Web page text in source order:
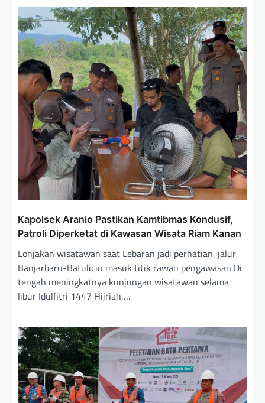
Kapolsek Aranio Pastikan Kamtibmas Kondusif,
Patroli Diperketat di Kawasan Wisata Riam Kanan
Lonjakan wisatawan saat Lebaran jadi perhatian, jalur
Banjarbaru-Batulicin masuk titik rawan pengawasan Di
tengah meningkatnya kunjungan wisatawan selama
libur Idulfitri 1447 Hijriah,…